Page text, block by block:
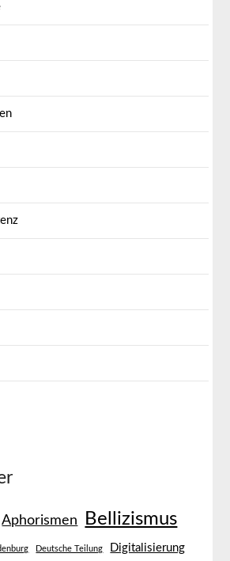
Aphorismen Bellizismus
Deutsche Teilung Digitalisierung